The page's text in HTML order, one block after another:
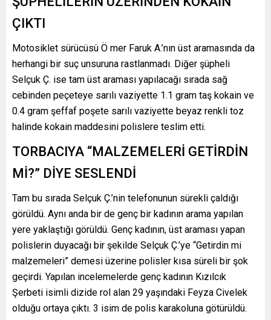
ÇIKTI
Motosiklet sürücüsü Ö mer Faruk A.’nın üst aramasında da
herhangi bir suç unsuruna rastlanmadı. Diğer şüpheli
Selçuk Ç. ise tam üst araması yapılacağı sırada sağ
cebinden peçeteye sarılı vaziyette 1.1 gram taş kokain ve
0.4 gram şeffaf poşete sarılı vaziyette beyaz renkli toz
halinde kokain maddesini polislere teslim etti.
TORBACIYA “MALZEMELERİ GETİRDİN
Mİ?” DİYE SESLENDİ
Tam bu sırada Selçuk Ç.’nin telefonunun sürekli çaldığı
görüldü. Aynı anda bir de genç bir kadının arama yapılan
yere yaklaştığı görüldü. Genç kadının, üst araması yapan
polislerin duyacağı bir şekilde Selçuk Ç.’ye “Getirdin mi
malzemeleri” demesi üzerine polisler kısa süreli bir şok
geçirdi. Yapılan incelemelerde genç kadının Kızılcık
Şerbeti isimli dizide rol alan 29 yaşındaki Feyza Civelek
olduğu ortaya çıktı. 3 isim de polis karakoluna götürüldü.